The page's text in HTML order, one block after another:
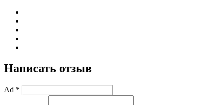
Написать отзыв
Ad *